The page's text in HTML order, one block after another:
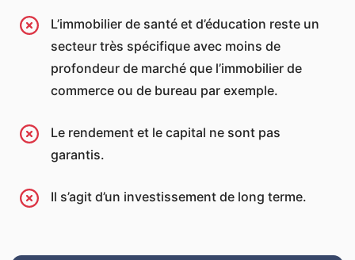
L’immobilier de santé et d’éducation reste un
secteur très spécifique avec moins de
profondeur de marché que l’immobilier de
commerce ou de bureau par exemple.
Le rendement et le capital ne sont pas
garantis.
Il s’agit d’un investissement de long terme.